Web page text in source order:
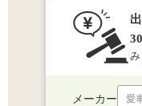
み
メーカー 愛